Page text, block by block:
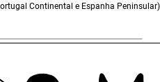
Continental e Espanha Peninsular)